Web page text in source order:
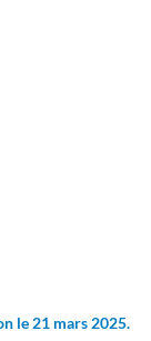
le 21 mars 2025.